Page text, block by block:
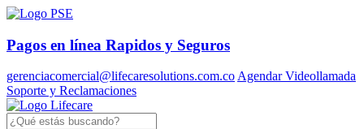
Pagos en línea Rapidos y Seguros
gerenciacomercial@lifecaresolutions.com.coAgendar Videollamada
Soporte y Reclamaciones